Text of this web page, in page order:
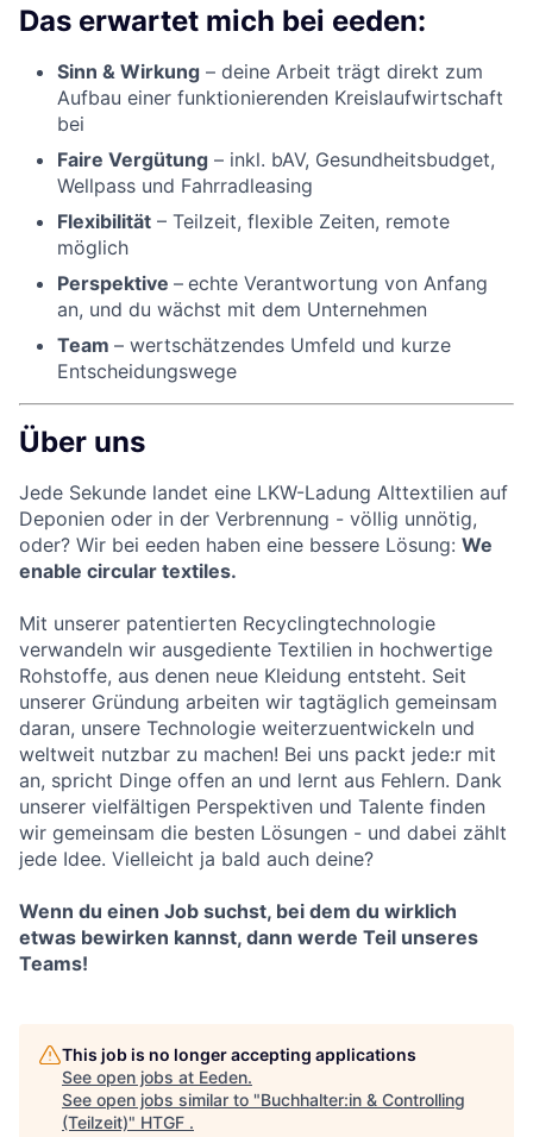
Das erwartet mich bei eeden:
Sinn & Wirkung – deine Arbeit trägt direkt zum
Aufbau einer funktionierenden Kreislaufwirtschaft
bei
Faire Vergütung – inkl. bAV, Gesundheitsbudget,
Wellpass und Fahrradleasing
Flexibilität – Teilzeit, flexible Zeiten, remote
möglich
Perspektive – echte Verantwortung von Anfang
an, und du wächst mit dem Unternehmen
Team – wertschätzendes Umfeld und kurze
Entscheidungswege
Über uns
Jede Sekunde landet eine LKW-Ladung Alttextilien auf
Deponien oder in der Verbrennung - völlig unnötig,
oder? Wir bei eeden haben eine bessere Lösung: We
enable circular textiles.
Mit unserer patentierten Recyclingtechnologie
verwandeln wir ausgediente Textilien in hochwertige
Rohstoffe, aus denen neue Kleidung entsteht. Seit
unserer Gründung arbeiten wir tagtäglich gemeinsam
daran, unsere Technologie weiterzuentwickeln und
weltweit nutzbar zu machen! Bei uns packt jede:r mit
an, spricht Dinge offen an und lernt aus Fehlern. Dank
unserer vielfältigen Perspektiven und Talente finden
wir gemeinsam die besten Lösungen - und dabei zählt
jede Idee. Vielleicht ja bald auch deine?
Wenn du einen Job suchst, bei dem du wirklich
etwas bewirken kannst, dann werde Teil unseres
Teams!
This job is no longer accepting applications
See open jobs at Eeden.
See open jobs similar to "Buchhalter:in & Controlling
(Teilzeit)" HTGF .